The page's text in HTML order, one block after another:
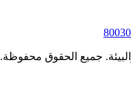
جميع الحقوق محفوظة.